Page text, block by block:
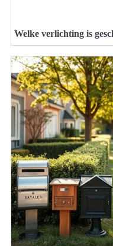
Welke verlichting is